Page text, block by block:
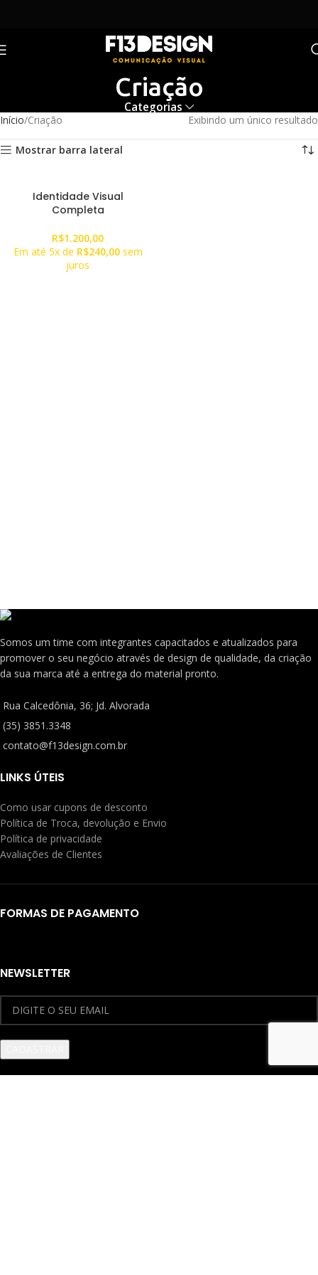
Criação
Categorias
Início Criação Exibindo um único resultado
Mostrar barra lateral
Identidade Visual
Completa
R$1.200,00
Em até 5x de R$240,00 sem
juros
Somos um time com integrantes capacitados e atualizados para
promover o seu negócio através de design de qualidade, da criação
da sua marca até a entrega do material pronto.
Rua Calcedônia, 36; Jd. Alvorada
(35) 3851.3348
contato@f13design.com.br
LINKS ÚTEIS
Como usar cupons de desconto
Política de Troca, devolução e Envio
Política de privacidade
Avaliações de Clientes
FORMAS DE PAGAMENTO
NEWSLETTER